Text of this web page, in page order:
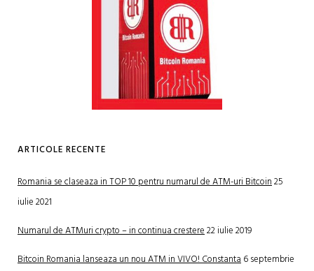
ARTICOLE RECENTE
Romania se claseaza in TOP 10 pentru numarul de ATM-uri Bitcoin25
iulie 2021
Numarul de ATMuri crypto – in continua crestere22 iulie 2019
Bitcoin Romania lanseaza un nou ATM in VIVO! Constanta6 septembrie